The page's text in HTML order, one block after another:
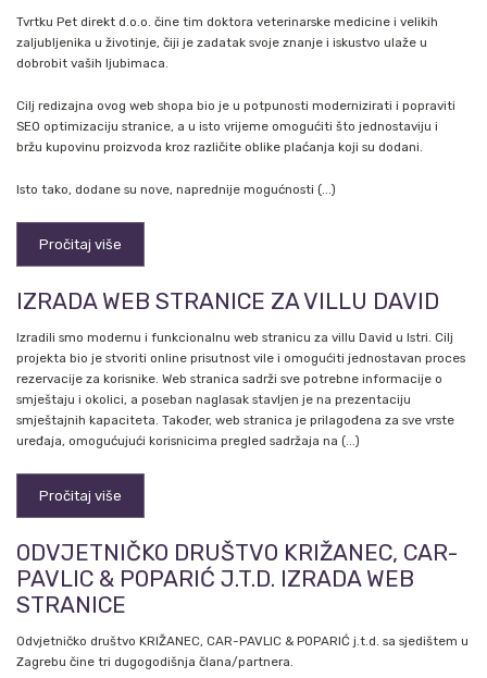
Tvrtku Pet direkt d.o.o. čine tim doktora veterinarske medicine i velikih
zaljubljenika u životinje, čiji je zadatak svoje znanje i iskustvo ulaže u
dobrobit vaših ljubimaca.
Cilj redizajna ovog web shopa bio je u potpunosti modernizirati i popraviti
SEO optimizaciju stranice, a u isto vrijeme omogućiti što jednostaviju i
bržu kupovinu proizvoda kroz različite oblike plaćanja koji su dodani.
Isto tako, dodane su nove, naprednije mogućnosti (...)
Pročitaj više
IZRADA WEB STRANICE ZA VILLU DAVID
Izradili smo modernu i funkcionalnu web stranicu za villu David u Istri. Cilj
projekta bio je stvoriti online prisutnost vile i omogućiti jednostavan proces
rezervacije za korisnike. Web stranica sadrži sve potrebne informacije o
smještaju i okolici, a poseban naglasak stavljen je na prezentaciju
smještajnih kapaciteta. Također, web stranica je prilagođena za sve vrste
uređaja, omogućujući korisnicima pregled sadržaja na (...)
Pročitaj više
ODVJETNIČKO DRUŠTVO KRIŽANEC, CAR-
PAVLIC & POPARIĆ J.T.D. IZRADA WEB
STRANICE
Odvjetničko društvo KRIŽANEC, CAR-PAVLIC & POPARIĆ j.t.d. sa sjedištem u
Zagrebu čine tri dugogodišnja člana/partnera.